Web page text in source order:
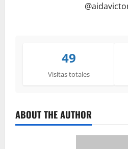
@
49
Visitas totales
ABOUT THE AUTHOR